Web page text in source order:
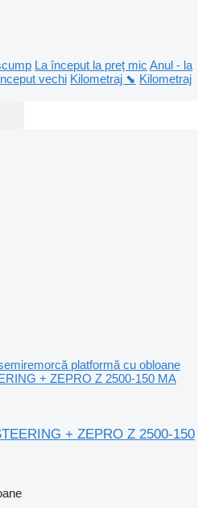
La început la preț mic Anul - la
vechi Kilometraj ⬊ Kilometraj
platformă cu obloane
+ ZEPRO Z 2500-150 MA
+ ZEPRO Z 2500-150